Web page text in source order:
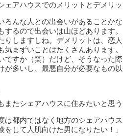
ェアハウスでのメリットとデメリッ
ろんな人との出会いがあることか
するので出会いは山ほどあります
りしますしね。デメリットは、恋
気まずいことはたくさんあります
ですか（笑）だけど、そうなった
が多いし、最悪自分が必要なもの
またシェアハウスに住みたいと思う
は都内ではなく地方のシェアハウ
をして人肌向けた男になりたい！」